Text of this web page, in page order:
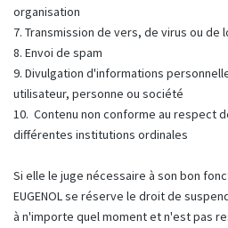
organisation
7. Transmission de vers, de virus ou de
8. Envoi de spam
9. Divulgation d'informations
utilisateur, personne ou société
10. Contenu non conforme au respect
différentes institutions ordinales
Si elle le juge nécessaire à son bon
EUGENOL se réserve le droit de
à n'importe quel moment et n'est pas